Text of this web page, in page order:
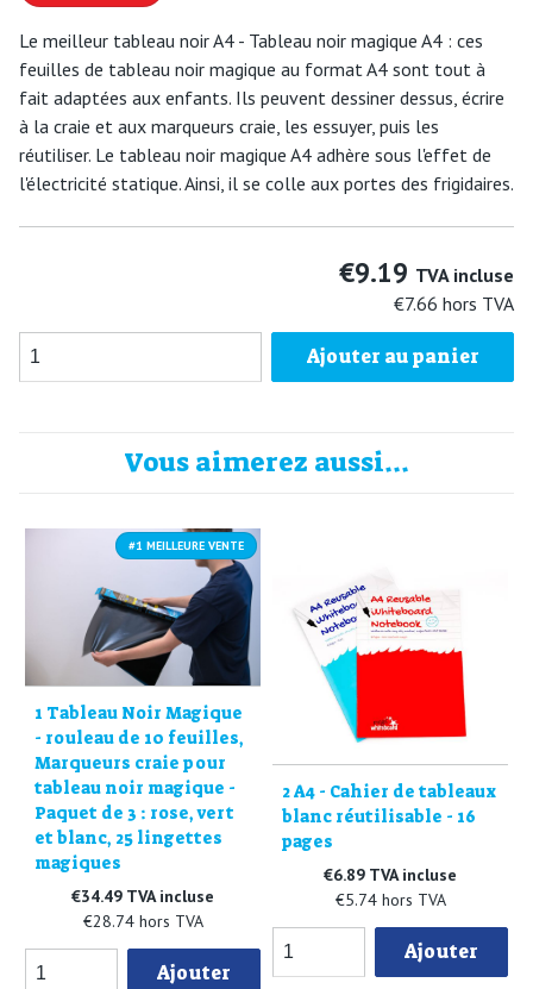
Le meilleur tableau noir A4 - Tableau noir magique A4 : ces
feuilles de tableau noir magique au format A4 sont tout à
fait adaptées aux enfants. Ils peuvent dessiner dessus, écrire
à la craie et aux marqueurs craie, les essuyer, puis les
réutiliser. Le tableau noir magique A4 adhère sous l'effet de
l'électricité statique. Ainsi, il se colle aux portes des frigidaires.
€9.19 TVA incluse
€7.66 hors TVA
Ajouter au panier
Vous aimerez aussi...
#1 MEILLEURE VENTE
1 Tableau Noir Magique
- rouleau de 10 feuilles,
Marqueurs craie pour
tableau noir magique -
Paquet de 3 : rose, vert
et blanc, 25 lingettes
magiques
€34.49 TVA incluse
€28.74 hors TVA
Ajouter
2 A4 - Cahier de tableaux
blanc réutilisable - 16
pages
€6.89 TVA incluse
€5.74 hors TVA
Ajouter